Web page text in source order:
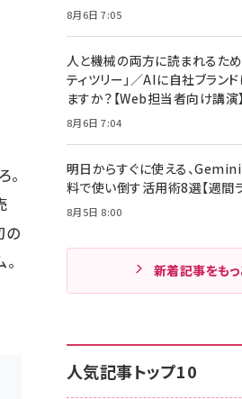
の
8月6日 7:05
人と機械の両方に読まれるため
ティツリー」／AIに自社ブラン
ますか？【Web担当者向け講演】
8月6日 7:04
明日からすぐに使える、
料で使い倒す活用術8選【週間
8月5日 8:00
新着記事をも
人気記事トップ10